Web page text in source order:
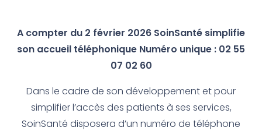
A compter du 2 février 2026 SoinSanté simplifie
son accueil téléphonique Numéro unique : 02 55
07 02 60
Dans le cadre de son développement et pour
simplifier l’accès des patients à ses services,
SoinSanté disposera d’un numéro de téléphone